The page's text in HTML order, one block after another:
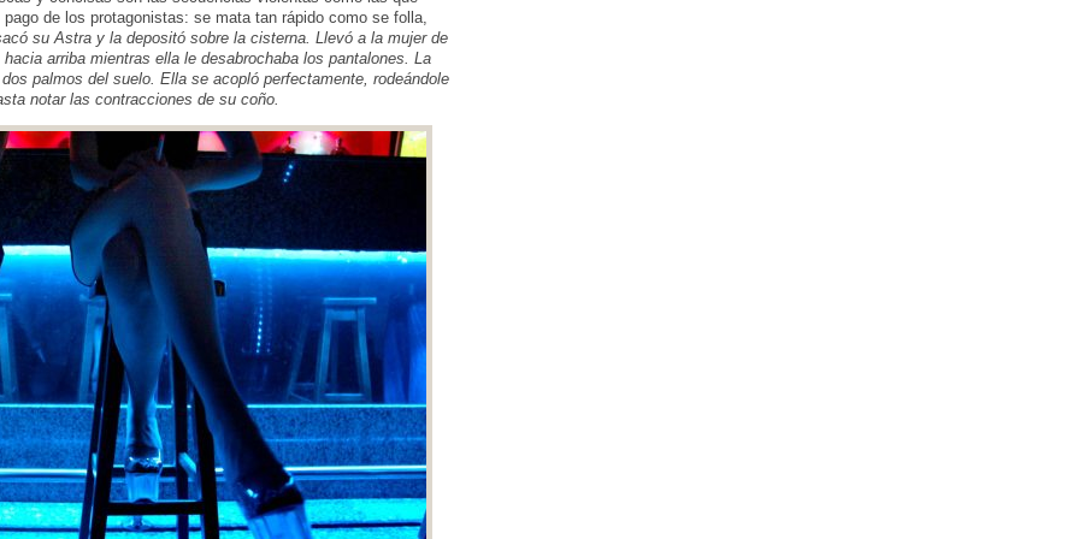
de los protagonistas: se mata tan rápido como se folla,
su Astra y la depositó sobre la cisterna. Llevó a la mujer de
arriba mientras ella le desabrochaba los pantalones. La
palmos del suelo. Ella se acopló perfectamente, rodeándole
notar las contracciones de su coño.